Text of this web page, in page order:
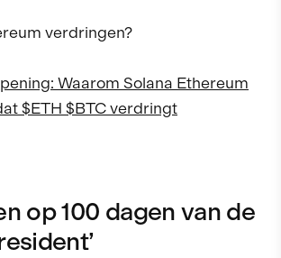
verdringen?
Waarom Solana Ethereum
$ETH $BTC verdringt
op 100 dagen van de